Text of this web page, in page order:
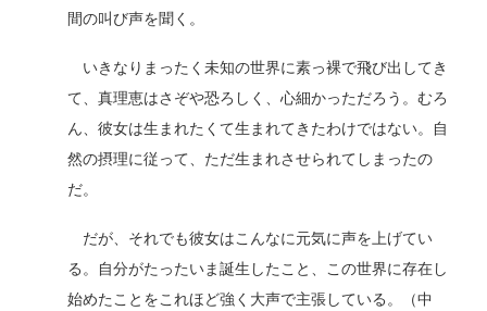
間の叫び声を聞く。
いきなりまったく未知の世界に素っ裸で飛び出してき
て、真理恵はさぞや恐ろしく、心細かっただろう。むろ
ん、彼女は生まれたくて生まれてきたわけではない。自
然の摂理に従って、ただ生まれさせられてしまったの
だ。
だが、それでも彼女はこんなに元気に声を上げてい
る。自分がたったいま誕生したこと、この世界に存在し
始めたことをこれほど強く大声で主張している。（中